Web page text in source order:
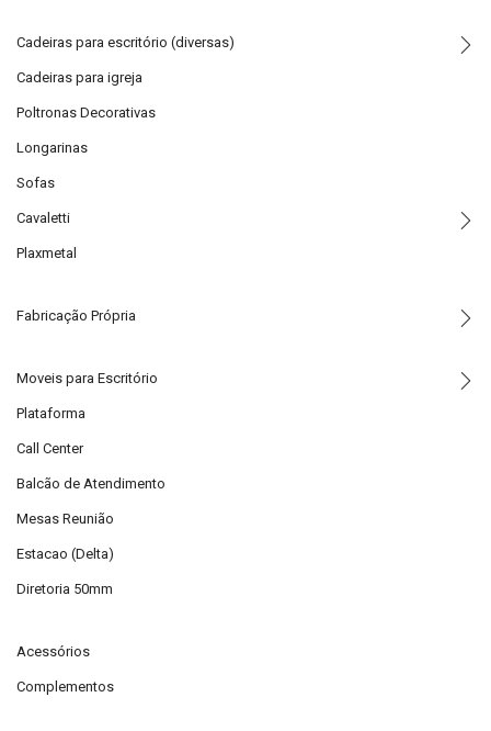
Cadeiras para escritório (diversas)
Cadeiras para igreja
Poltronas Decorativas
Longarinas
Sofas
Cavaletti
Plaxmetal
Fabricação Própria
Moveis para Escritório
Plataforma
Call Center
Balcão de Atendimento
Mesas Reunião
Estacao (Delta)
Diretoria 50mm
Acessórios
Complementos